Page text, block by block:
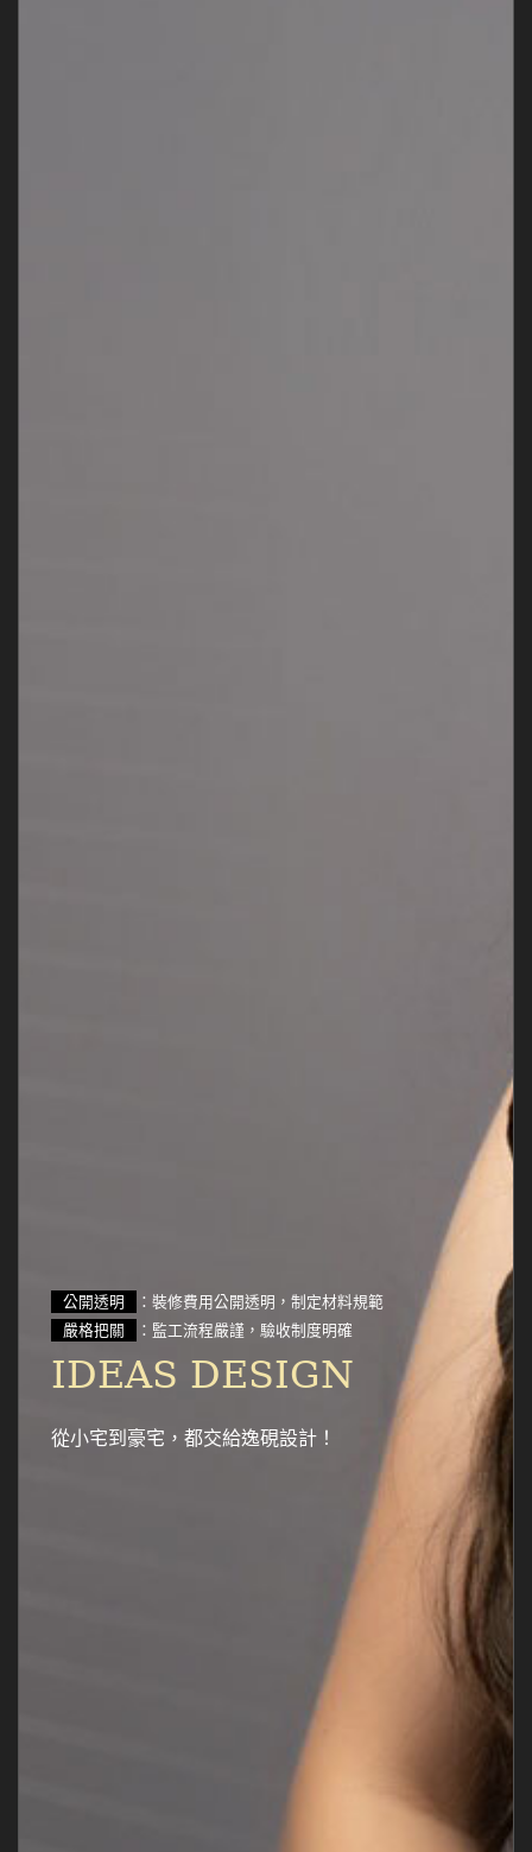
公開透明
：裝修費用公開透明，制定材料規範
嚴格把關
：監工流程嚴謹，驗收制度明確
IDEAS DESIGN
從小宅到豪宅，都交給逸硯設計！